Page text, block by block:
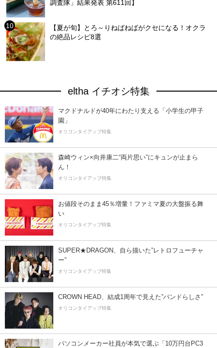
調査隊」結果発表 第611回】
【夏が旬】とろ～りねばねばがクセになる！オクラ
の絶品レシピ8選
eltha イチオシ特集
マクドナルドが40年にわたり支える「小学生の甲子
園」
オリコンタイアップ特集
森崎ウィン×向井康二“両片思い”にキュンが止まら
ん！
オリコンタイアップ特集
お値段そのまま45％増量！ファミマ夏の大盤振る舞
い
オリコンタイアップ特集
SUPER★DRAGON、自ら描いた”レトロフューチャ
ー”
オリコンタイアップ特集
CROWN HEAD、結成1周年で見えた”バンドらしさ”
オリコンタイアップ特集
パソコンメーカー社員が本気で選ぶ「10万円台PC3